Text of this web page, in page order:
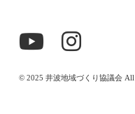
© 2025 井波地域づくり協議会 All